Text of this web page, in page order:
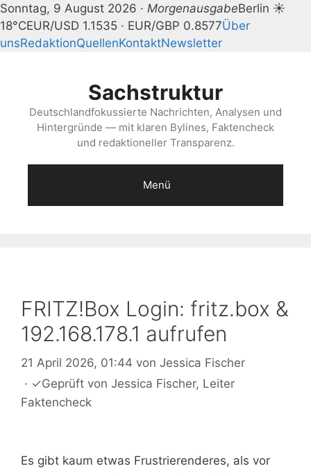
Sonntag, 9 August 2026 · MorgenausgabeBerlin ☀
18°CEUR/USD 1.1535 · EUR/GBP 0.8577Über
unsRedaktionQuellenKontaktNewsletter
Sachstruktur
Deutschlandfokussierte Nachrichten, Analysen und
Hintergründe — mit klaren Bylines, Faktencheck
und redaktioneller Transparenz.
Menü
FRITZ!Box Login: fritz.box &
192.168.178.1 aufrufen
21 April 2026, 01:44 von Jessica Fischer
· ✓Geprüft von Jessica Fischer, Leiter
Faktencheck
Es gibt kaum etwas Frustrierenderes, als vor